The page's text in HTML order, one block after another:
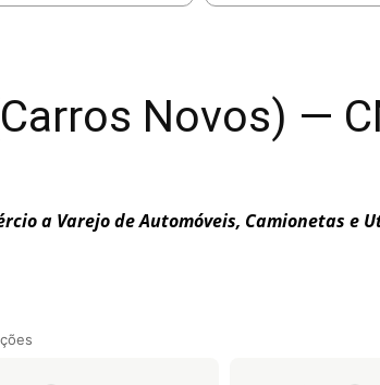
Novos) —
a Varejo de Automóveis, Camionetas e